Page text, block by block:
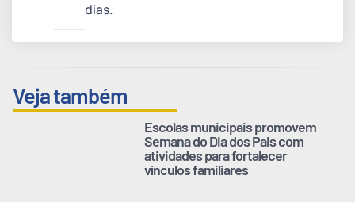
dias.
Veja também
Escolas municipais promovem
Semana do Dia dos Pais com
atividades para fortalecer
vínculos familiares